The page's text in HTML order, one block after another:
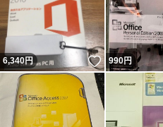
6,340円 いいね！
990円